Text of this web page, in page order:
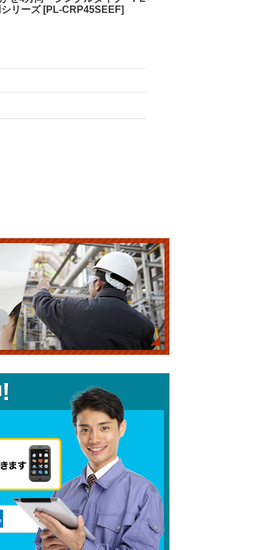
リーズ [PL-CRP45SEEF]